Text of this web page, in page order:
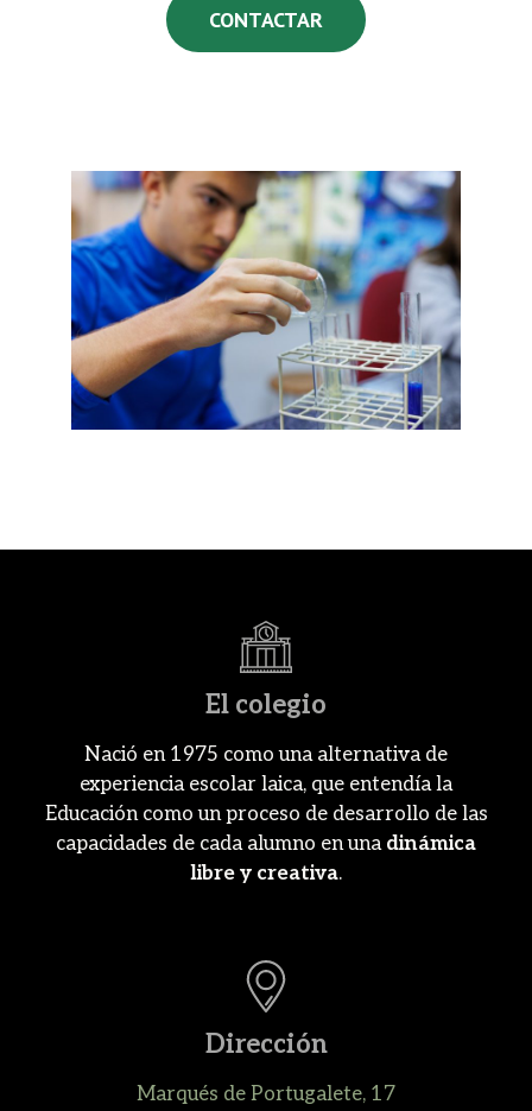
CONTACTAR
El colegio
Nació en 1975 como una alternativa de
experiencia escolar laica, que entendía la
Educación como un proceso de desarrollo de las
capacidades de cada alumno en una dinámica
libre y creativa.
Dirección
Marqués de Portugalete, 17